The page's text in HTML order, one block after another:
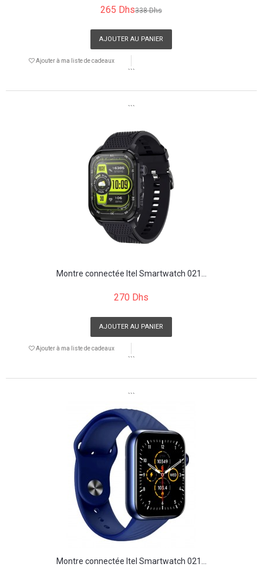
265 Dhs338 Dhs
AJOUTER AU PANIER
Ajouter à ma liste de cadeaux
```
```
Montre connectée Itel Smartwatch 021...
270 Dhs
AJOUTER AU PANIER
Ajouter à ma liste de cadeaux
```
```
Montre connectée Itel Smartwatch 021...